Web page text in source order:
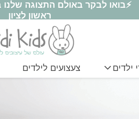
ראשון לציון
ילדים צעצועים לילדים